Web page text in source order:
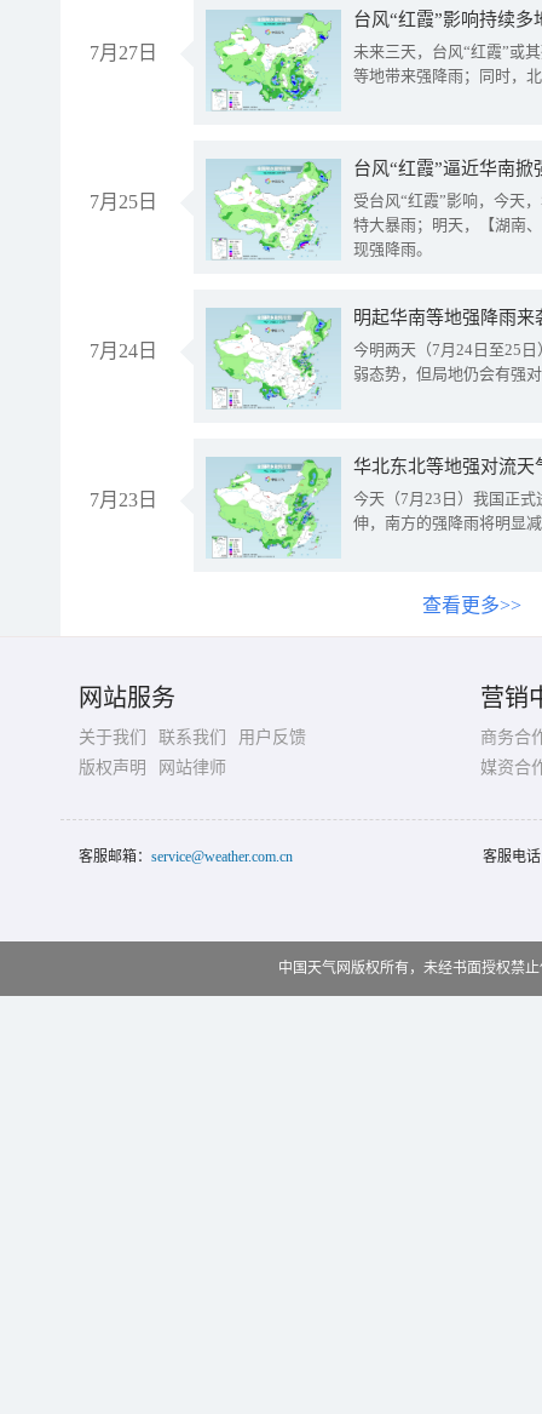
7月27日
台风“红霞”影响持续
未来三天，台风“红霞”或
等地带来强降雨；同时，
7月25日
台风“红霞”逼近华南
受台风“红霞”影响，今天
特大暴雨；明天，【湖南
现强降雨。
7月24日
明起华南等地强降雨
今明两天（7月24日至25
弱态势，但局地仍会有强
7月23日
华北东北等地强对流天
今天（7月23日）我国正
伸，南方的强降雨将明显
查看更多>>
网站服务
关于我们 联系我们
用户反馈
版权声明
网站律师
营销
商务合
媒资合
客服邮箱： service@weather.com.cn 客服电
中国天气网版权所有，未经书面授权